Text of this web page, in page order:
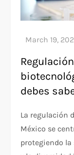
debes
La regulación
México se
protegiendo